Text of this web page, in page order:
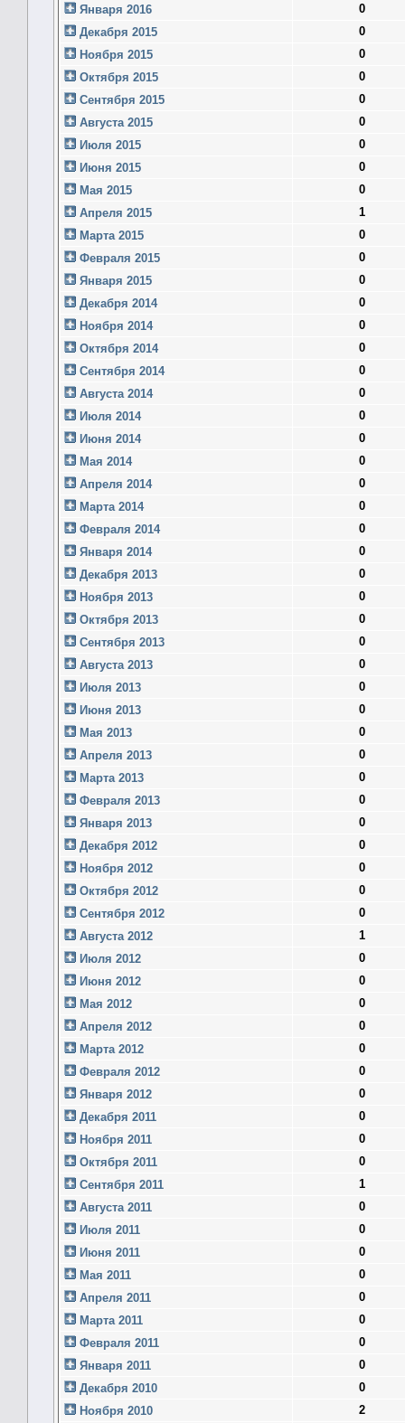
Января 2016
0
Декабря 2015
0
Ноября 2015
0
Октября 2015
0
Сентября 2015
0
Августа 2015
0
Июля 2015
0
Июня 2015
0
Мая 2015
0
Апреля 2015
1
Марта 2015
0
Февраля 2015
0
Января 2015
0
Декабря 2014
0
Ноября 2014
0
Октября 2014
0
Сентября 2014
0
Августа 2014
0
Июля 2014
0
Июня 2014
0
Мая 2014
0
Апреля 2014
0
Марта 2014
0
Февраля 2014
0
Января 2014
0
Декабря 2013
0
Ноября 2013
0
Октября 2013
0
Сентября 2013
0
Августа 2013
0
Июля 2013
0
Июня 2013
0
Мая 2013
0
Апреля 2013
0
Марта 2013
0
Февраля 2013
0
Января 2013
0
Декабря 2012
0
Ноября 2012
0
Октября 2012
0
Сентября 2012
0
Августа 2012
1
Июля 2012
0
Июня 2012
0
Мая 2012
0
Апреля 2012
0
Марта 2012
0
Февраля 2012
0
Января 2012
0
Декабря 2011
0
Ноября 2011
0
Октября 2011
0
Сентября 2011
1
Августа 2011
0
Июля 2011
0
Июня 2011
0
Мая 2011
0
Апреля 2011
0
Марта 2011
0
Февраля 2011
0
Января 2011
0
Декабря 2010
0
Ноября 2010
2